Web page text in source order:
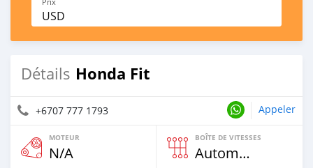
USD
Détails Honda Fit
+6707 777 1793 Appeler
MOTEUR
N/A
BOÎTE DE VITESSES
Automatique